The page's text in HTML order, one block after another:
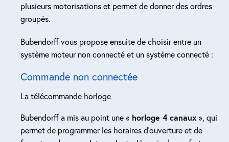
plusieurs motorisations et permet de donner des ordres
groupés.
Bubendorff vous propose ensuite de choisir entre un
système moteur non connecté et un système connecté :
Commande non connectée
La télécommande horloge
Bubendorff a mis au point une « horloge 4 canaux », qui
permet de programmer les horaires d’ouverture et de